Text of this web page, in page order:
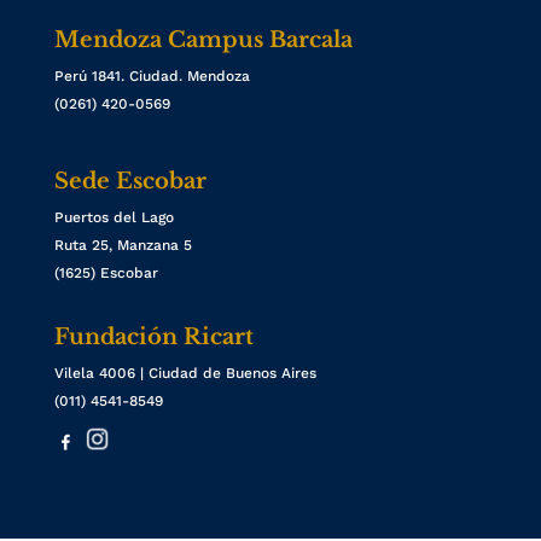
Mendoza Campus Barcala
Perú 1841. Ciudad. Mendoza
(0261) 420-0569
Sede Escobar
Puertos del Lago
Ruta 25, Manzana 5
(1625) Escobar
Fundación Ricart
Vilela 4006 | Ciudad de Buenos Aires
(011) 4541-8549